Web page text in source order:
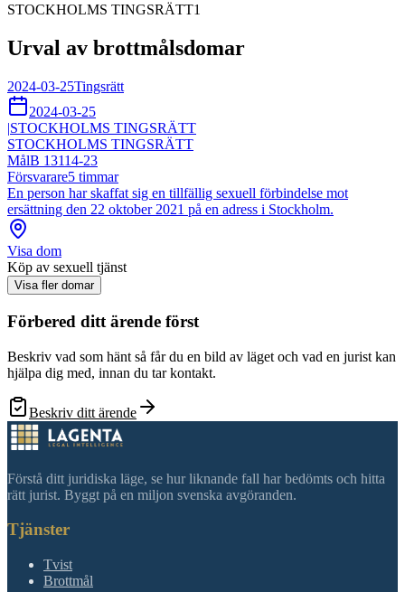
STOCKHOLMS TINGSRÄTT1
Urval av brottmålsdomar
2024-03-25Tingsrätt
2024-03-25
|STOCKHOLMS TINGSRÄTT
STOCKHOLMS TINGSRÄTT
MålB 13114-23
Försvarare5 timmar
En person har skaffat sig en tillfällig sexuell förbindelse mot
ersättning den 22 oktober 2021 på en adress i Stockholm.
Visa dom
Köp av sexuell tjänst
Visa fler domar
Förbered ditt ärende först
Beskriv vad som hänt så får du en bild av läget och vad en jurist kan
hjälpa dig med, innan du tar kontakt.
Beskriv ditt ärende
Förstå ditt juridiska läge, se hur liknande fall har bedömts och hitta
rätt jurist. Byggt på en miljon svenska avgöranden.
Tjänster
Tvist
Brottmål